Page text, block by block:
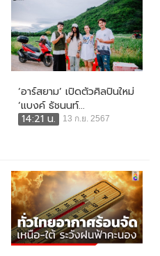
‘อาร์สยาม’ เปิดตัวศิลปินใหม่
‘แบงค์ ธัชนนท์...
14:21 น.
13 ก.ย. 2567